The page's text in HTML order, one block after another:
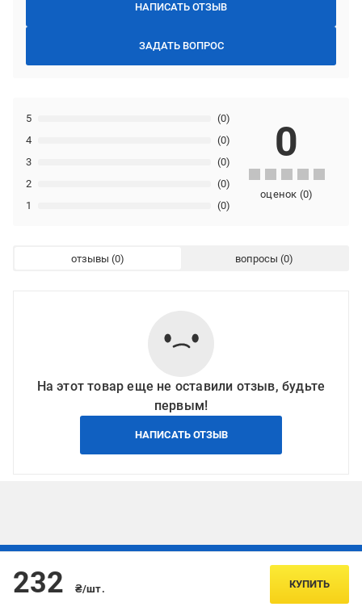
НАПИСАТЬ ОТЗЫВ
ЗАДАТЬ ВОПРОС
1 (0)
2 (0)
3 (0)
4 (0)
5 (0)
0
оценок (0)
отзывы вопросы
На этот товар еще не оставили отзыв, будьте
первым!
НАПИСАТЬ ОТЗЫВ
232 ₴/шт. КУПИТЬ
Подписывайтесь, чтобы узнавать первым об акцияx и